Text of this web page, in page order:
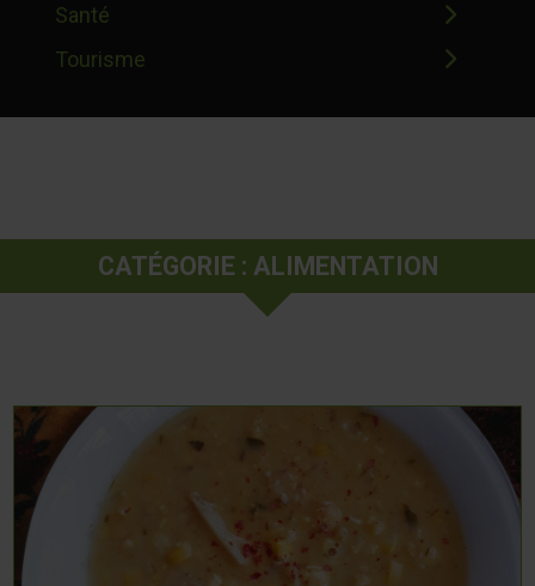
Santé
Tourisme
CATÉGORIE : ALIMENTATION